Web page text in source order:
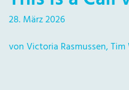
28. März 2026
von Victoria Rasmussen,